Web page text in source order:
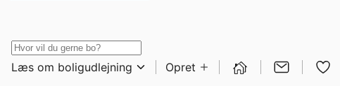
Læs om boligudlejning Opret